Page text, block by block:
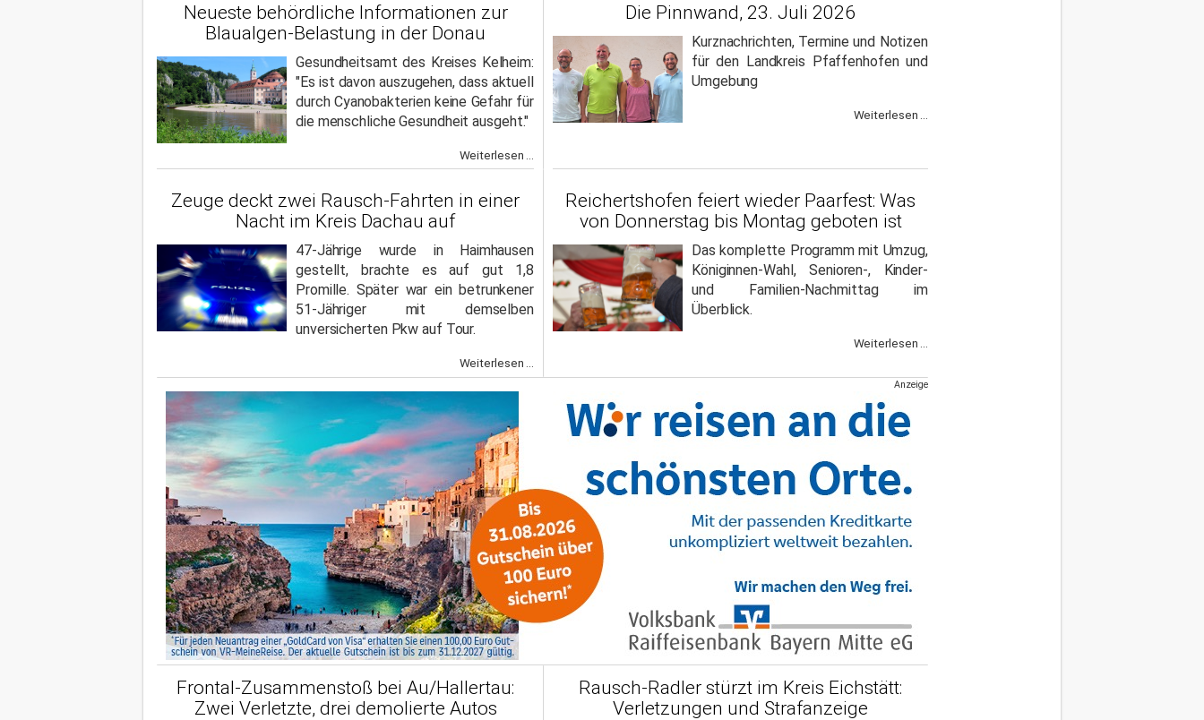
Neueste behördliche Informationen zur
Blaualgen-Belastung in der Donau
Gesundheitsamt des Kreises Kelheim:
"Es ist davon auszugehen, dass aktuell
durch Cyanobakterien keine Gefahr für
die menschliche Gesundheit ausgeht."
Weiterlesen ...
Die Pinnwand, 23. Juli 2026
Kurznachrichten, Termine und Notizen
für den Landkreis Pfaffenhofen und
Umgebung
Weiterlesen ...
Zeuge deckt zwei Rausch-Fahrten in einer
Nacht im Kreis Dachau auf
47-Jährige wurde in Haimhausen
gestellt, brachte es auf gut 1,8
Promille. Später war ein betrunkener
51-Jähriger mit demselben
unversicherten Pkw auf Tour.
Weiterlesen ...
Reichertshofen feiert wieder Paarfest: Was
von Donnerstag bis Montag geboten ist
Das komplette Programm mit Umzug,
Königinnen-Wahl, Senioren-, Kinder-
und Familien-Nachmittag im
Überblick.
Weiterlesen ...
Anzeige
Frontal-Zusammenstoß bei Au/Hallertau:
Zwei Verletzte, drei demolierte Autos
Rausch-Radler stürzt im Kreis Eichstätt:
Verletzungen und Strafanzeige